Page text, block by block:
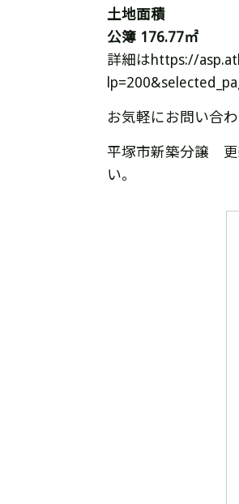
土地面積
公簿 176.77㎡
詳細はhttps://
お気軽にお問い合わ
平塚市新築分譲 更
い。